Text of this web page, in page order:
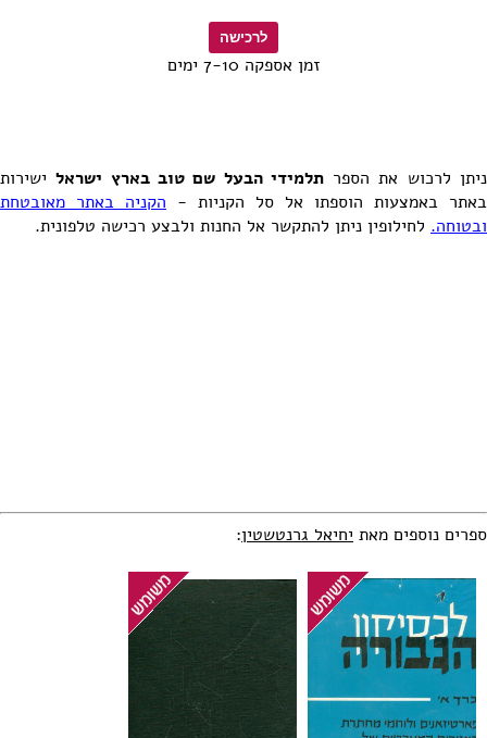
זמן אספקה 7-10 ימים
ניתן לרכוש את הספרתלמידי הבעל שם טוב בארץ ישראלישירות
באתר באמצעות הוספתו אל סל הקניות - הקניה באתר מאובטחת
ובטוחה. לחילופין ניתן להתקשר אל החנות ולבצע רכישה טלפונית.
ספרים נוספים מאת יחיאל גרנטשטין: